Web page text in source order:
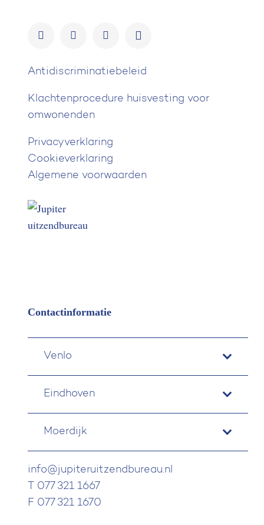
Contactinformatie
Venlo
Eindhoven
Moerdijk
info@jupiteruitzendbureau.nl
T 077 321 1667
F 077 321 1670
Antidiscriminatiebeleid
Klachtenprocedure huisvesting voor
omwonenden
Privacyverklaring
Cookieverklaring
Algemene voorwaarden